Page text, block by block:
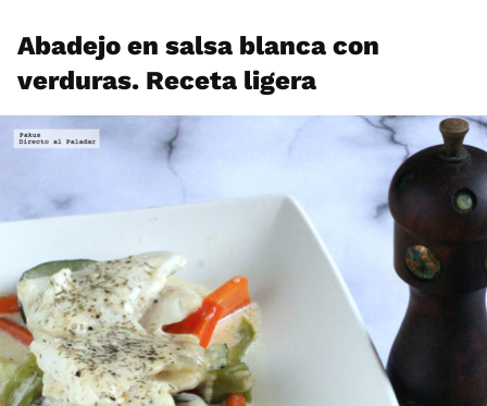
Abadejo en salsa blanca con
verduras. Receta ligera